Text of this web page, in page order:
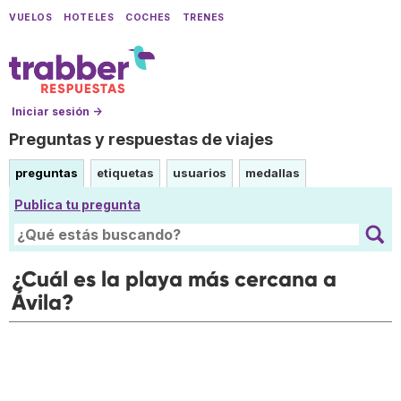
VUELOS HOTELES COCHES TRENES
Iniciar sesión →
Preguntas y respuestas de viajes
preguntas etiquetas usuarios medallas
Publica tu pregunta
¿Cuál es la playa más cercana a
Ávila?